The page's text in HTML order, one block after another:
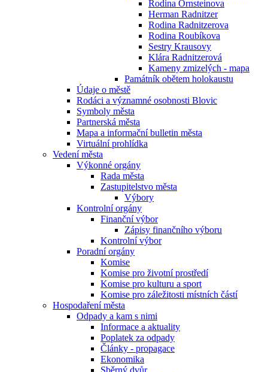
Rodina Ornsteinova
Herman Radnitzer
Rodina Radnitzerova
Rodina Roubíkova
Sestry Krausovy
Klára Radnitzerová
Kameny zmizelých - mapa
Památník obětem holokaustu
Údaje o městě
Rodáci a významné osobnosti Blovic
Symboly města
Partnerská města
Mapa a informační bulletin města
Virtuální prohlídka
Vedení města
Výkonné orgány
Rada města
Zastupitelstvo města
Výbory
Kontrolní orgány
Finanční výbor
Zápisy finančního výboru
Kontrolní výbor
Poradní orgány
Komise
Komise pro životní prostředí
Komise pro kulturu a sport
Komise pro záležitosti místních částí
Hospodaření města
Odpady a kam s nimi
Informace a aktuality
Poplatek za odpady
Články - propagace
Ekonomika
Sběrný dvůr